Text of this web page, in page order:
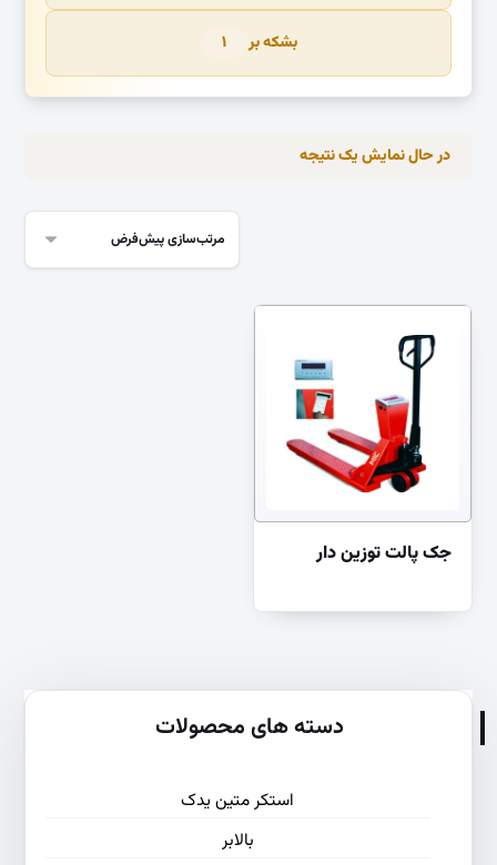
بشکه بر ۱
در حال نمایش یک نتیجه
جک پالت توزین دار
دسته های محصولات
استکر متین یدک
بالابر